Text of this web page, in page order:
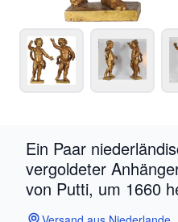
Ein Paar
vergoldeter
von Putti, um 1660